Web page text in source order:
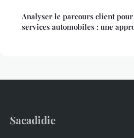
Analyser le parcours client
services automobiles : une
Sacadidie